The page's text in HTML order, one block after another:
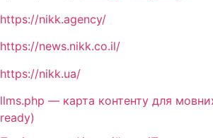
https://nikk.agency/
https://news.nikk.co.il/
https://nikk.ua/
llms.php — карта контенту для
ready)